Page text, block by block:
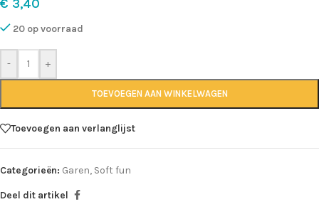
€ 3,40
20 op voorraad
- +
TOEVOEGEN AAN WINKELWAGEN
Toevoegen aan verlanglijst
Categorieën: Garen, Soft fun
Deel dit artikel